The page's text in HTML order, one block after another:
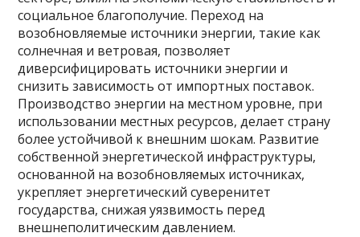
социальное благополучие. Переход на
возобновляемые источники энергии, такие как
солнечная и ветровая, позволяет
диверсифицировать источники энергии и
снизить зависимость от импортных поставок.
Производство энергии на местном уровне, при
использовании местных ресурсов, делает страну
более устойчивой к внешним шокам. Развитие
собственной энергетической инфраструктуры,
основанной на возобновляемых источниках,
укрепляет энергетический суверенитет
государства, снижая уязвимость перед
внешнеполитическим давлением.